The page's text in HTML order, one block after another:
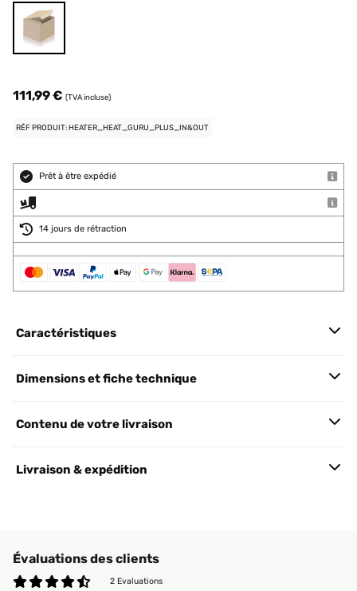
111,99 € (TVA incluse)
RÉF PRODUIT: HEATER_HEAT_GURU_PLUS_IN&OUT
Prêt à être expédié
14 jours de rétraction
Caractéristiques
Dimensions et fiche technique
Contenu de votre livraison
Livraison & expédition
Évaluations des clients
2 Evaluations